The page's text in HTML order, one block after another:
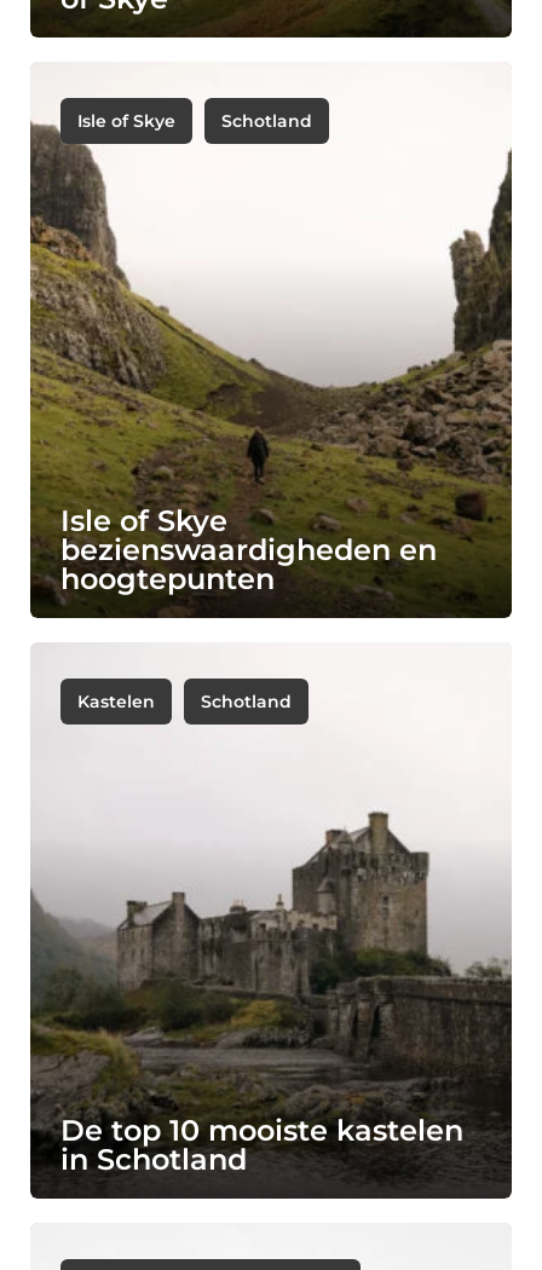
Isle of Skye Schotland
Isle of Skye
bezienswaardigheden en
hoogtepunten
Kastelen Schotland
De top 10 mooiste kastelen
in Schotland